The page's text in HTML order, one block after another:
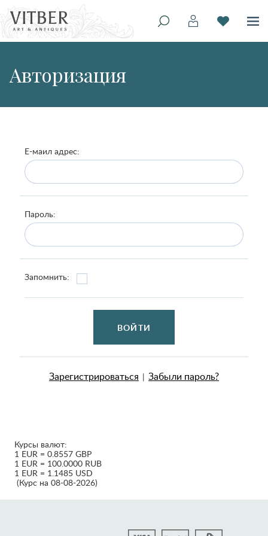
Авторизация
Е-маил адрес:
Пароль:
Запомнить:
ВОЙТИ
Зарегистрироваться | Забыли пароль?
Курсы валют:
1 EUR = 0.8557 GBP
1 EUR = 100.0000 RUB
1 EUR = 1.1485 USD
(Курс на 08-08-2026)